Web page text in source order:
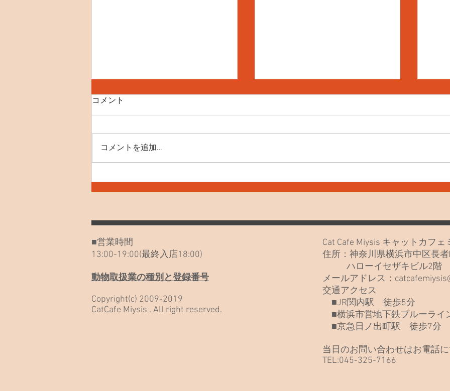
8月8日(土) 世界ねこの日
【SNS】 instagram X(Twitter)
いくまえに 初めてご来店をお考
えのお客様へ(お子様とのご利用
ントカードのご利用について 26
年6月～土日祝日の営業時間が変
更になります 「野良だったんだ
のねこたち
な
コメント
コメントを追加…
■営業時間
13:00-19:00(最終入店18:00)
動物取扱業の種別と登録番号
Copyright(c) 2009-2019
CatCafe Miysis . All right reserved.
Cat Cafe Miysis キャットカフ
住所：神奈川県横浜市中区長
ハローイセザキビル2
メールアドレス：
交通アクセス
■JR関内駅 徒歩5分
■横浜市営地下鉄ブルーラ
■京急日ノ出町駅 徒歩7分
当日のお問い合わせはお電話
TEL:045-325-7166